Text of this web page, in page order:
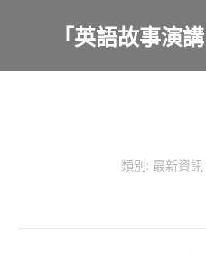
「英語故事演
類別: 最新資訊